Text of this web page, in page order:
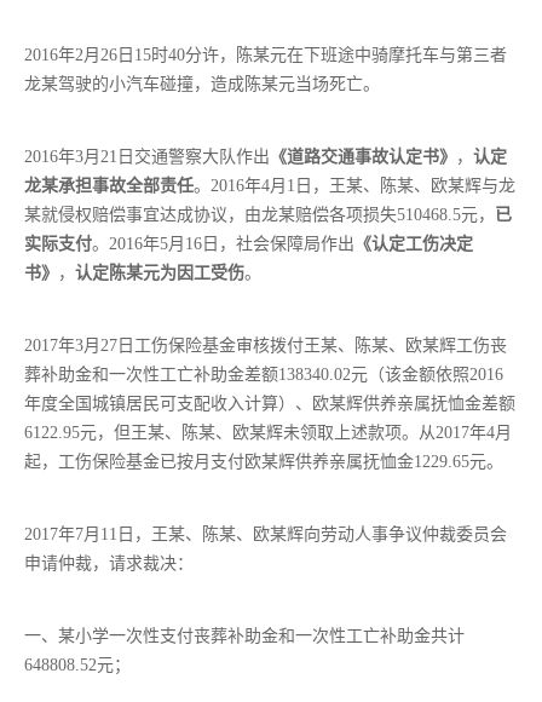
2016年2月26日15时40分许，陈某元在下班途中骑摩托车与第三者
龙某驾驶的小汽车碰撞，造成陈某元当场死亡。
2016年3月21日交通警察大队作出 《道路交通事故认定书》 ， 认定
龙某承担事故全部责任。2016年4月1日，王某、陈某、欧某辉与龙
某就侵权赔偿事宜达成协议，由龙某赔偿各项损失510468.5元，
已
实际支付。2016年5月16日，社会保障局作出 《认定工伤决定
书》 ， 认定陈某元为因工受伤。
2017年3月27日工伤保险基金审核拨付王某、陈某、欧某辉工伤丧
葬补助金和一次性工亡补助金差额138340.02元（该金额依照2016
年度全国城镇居民可支配收入计算）、欧某辉供养亲属抚恤金差额
6122.95元，但王某、陈某、欧某辉未领取上述款项。从2017年4月
起，工伤保险基金已按月支付欧某辉供养亲属抚恤金1229.65元。
2017年7月11日，王某、陈某、欧某辉向劳动人事争议仲裁委员会
申请仲裁，请求裁决：
一、某小学一次性支付丧葬补助金和一次性工亡补助金共计
648808.52元；